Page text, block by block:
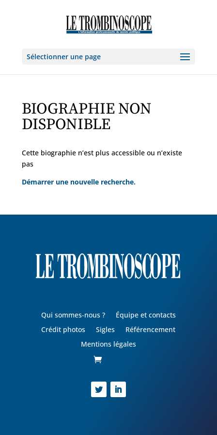
Sélectionner une page
BIOGRAPHIE NON
DISPONIBLE
Cette biographie n’est plus accessible ou n’existe
pas
Démarrer une nouvelle recherche.
Qui sommes-nous ?
Équipe et contacts
Crédit photos
Sigles
Référencement
Mentions légales